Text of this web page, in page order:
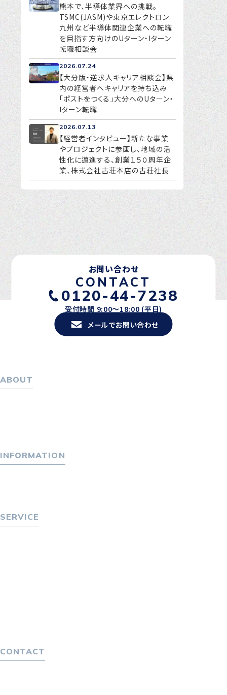
熊本で、半導体業界への挑戦。
TSMC(JASM)や東京エレクトロン
九州など半導体関連企業への転職
を目指す方向けのUターン・Iターン
転職相談会
2026.07.24
【大分版・逆求人キャリア相談会】県
内の経営者へキャリアを持ち込み
「ポストをつくる」大分へのUターン・
Iターン転職
2026.07.13
【経営者インタビュー】新たな事業
やプロジェクトに参画し、地域の活
性化に邁進する、創業１５０周年企
業、株式会社古荘本店の古荘社長
お問い合わせ
CONTACT
0120-44-7238
受付時間 9:00〜18:00 (平日)
メールでお問い合わせ
ABOUT
INFORMATION
SERVICE
CONTACT